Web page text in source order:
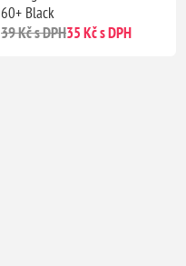
60+ Black
39 Kč s DPH35 Kč s DPH